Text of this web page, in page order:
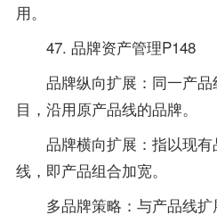
用。
47. 品牌资产管理P148
品牌纵向扩展：同一产品
目，沿用原产品线的品牌。
品牌横向扩展：指以现有
线，即产品组合加宽。
多品牌策略：与产品线扩